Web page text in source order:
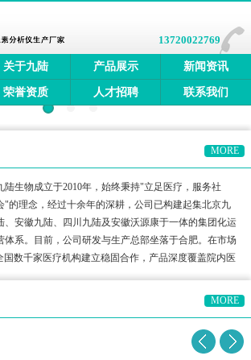
13720022769
关于九陆 产品展示 新闻资讯
荣誉资质 人才招聘 联系我们
MORE
陆生物成立于2010年，始终秉持"立足医疗，服务社
"的理念，经过十余年的深耕，公司已构建起集北京九
、安徽九陆、四川九陆及安徽沃源康于一体的集团化运
体系。目前，公司研发与生产总部坐落于合肥。在市场
数千家医疗机构建立稳固合作，产品深度覆盖院内医
全自动微量元素分析仪、全自动维生素分
MORE